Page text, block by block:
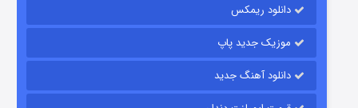
قسمتدانلود ریمکس
موزیک جدید پاپ
دانلود آهنگ جدید